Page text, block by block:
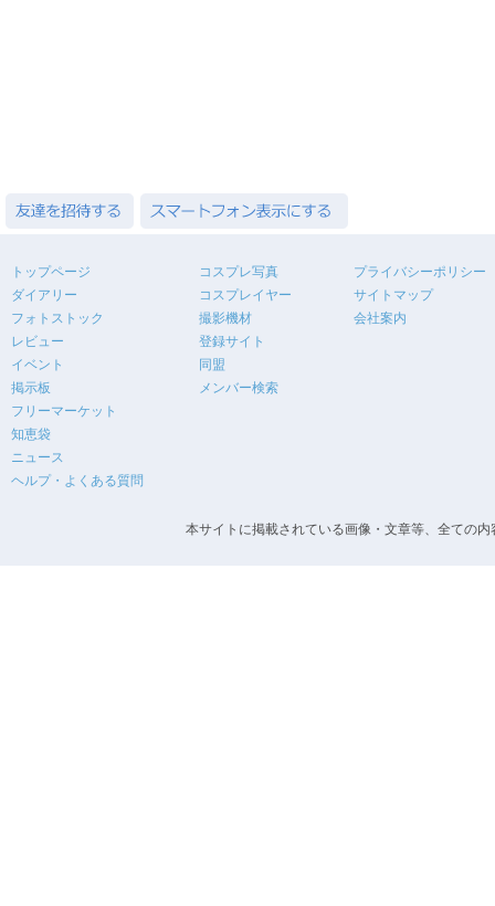
トップページ
ダイアリー
フォトストック
レビュー
イベント
掲示板
フリーマーケット
知恵袋
ニュース
ヘルプ・よくある質問
コスプレ写真
コスプレイヤー
撮影機材
登録サイト
同盟
メンバー検索
プライバシーポリシー
サイトマップ
会社案内
本サイトに掲載されている画像・文章等、全ての